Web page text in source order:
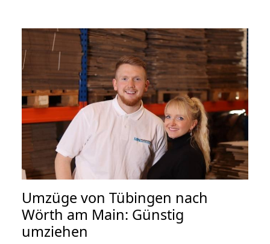
Umzüge von Tübingen nach
Wörth am Main: Günstig
umziehen